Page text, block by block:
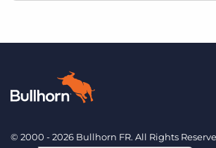
© 2000 - 2026 Bullhorn FR. All Rights